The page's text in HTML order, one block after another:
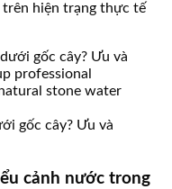
hiện trạng thực tế
gốc cây? Ưu và
cảnh nước trong